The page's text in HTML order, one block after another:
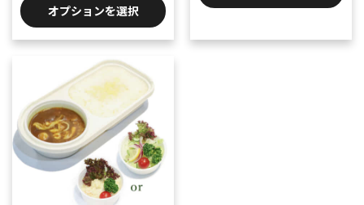
オプションを選択